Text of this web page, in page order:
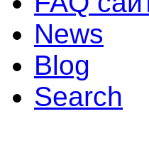
News
Blog
Search